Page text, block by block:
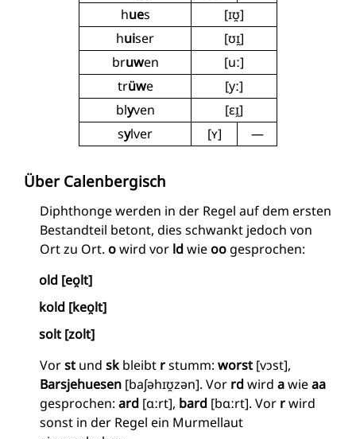
hues
[ɪʊ̯]
huiser
[ʊɪ̯]
bruwen
[uː]
trüwe
[yː]
blyven
[ɛɪ̯]
sylver [ʏ] —
Über Calenbergisch
Diphthonge werden in der Regel auf dem ersten
Bestandteil betont, dies schwankt jedoch von
Ort zu Ort. owird vor ldwieoo gesprochen:
old [eo̯lt]
kold [keo̯lt]
solt [zolt]
Vorst und skbleibt rstumm: worst [vɔst],
Barsjehuesen [baʃəhɪʊ̯zən]. Vor rdwird awieaa
gesprochen: ard [ɑːrt], bard [bɑːrt]. Vor rwird
sonst in der Regel ein Murmellaut